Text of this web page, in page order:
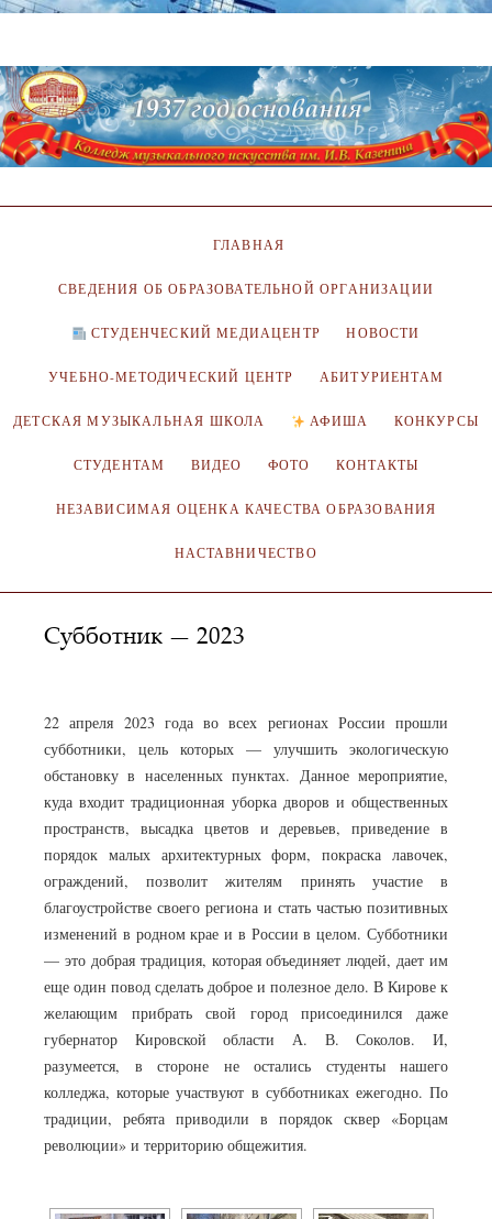
ГЛАВНАЯ
СВЕДЕНИЯ ОБ ОБРАЗОВАТЕЛЬНОЙ ОРГАНИЗАЦИИ
СТУДЕНЧЕСКИЙ МЕДИАЦЕНТР НОВОСТИ
УЧЕБНО-МЕТОДИЧЕСКИЙ ЦЕНТР АБИТУРИЕНТАМ
ДЕТСКАЯ МУЗЫКАЛЬНАЯ ШКОЛА АФИША КОНКУРСЫ
СТУДЕНТАМ ВИДЕО ФОТО КОНТАКТЫ
НЕЗАВИСИМАЯ ОЦЕНКА КАЧЕСТВА ОБРАЗОВАНИЯ
НАСТАВНИЧЕСТВО
Субботник — 2023
22 апреля 2023 года во всех регионах России прошли
субботники, цель которых — улучшить экологическую
обстановку в населенных пунктах. Данное мероприятие,
куда входит традиционная уборка дворов и общественных
пространств, высадка цветов и деревьев, приведение в
порядок малых архитектурных форм, покраска лавочек,
ограждений, позволит жителям принять участие в
благоустройстве своего региона и стать частью позитивных
изменений в родном крае и в России в целом. Субботники
— это добрая традиция, которая объединяет людей, дает им
еще один повод сделать доброе и полезное дело. В Кирове к
желающим прибрать свой город присоединился даже
губернатор Кировской области А. В. Соколов. И,
разумеется, в стороне не остались студенты нашего
колледжа, которые участвуют в субботниках ежегодно. По
традиции, ребята приводили в порядок сквер «Борцам
революции» и территорию общежития.